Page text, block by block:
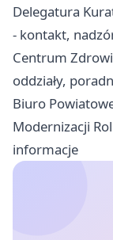
Delegatura
- kontakt,
Centrum
oddziały,
Biuro
Modernizacji
informacje